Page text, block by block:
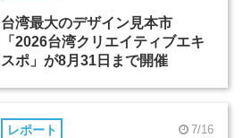
台湾最大のデザイン見本市
「2026台湾クリエイティブエキ
スポ」が8月31日まで開催
レポート 7/16